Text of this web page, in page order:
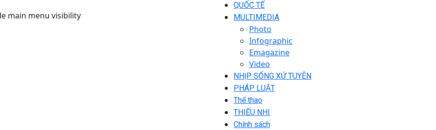
main menu visibility
QUỐC TẾ
MULTIMEDIA
Photo
Infographic
Emagazine
Video
NHỊP SỐNG XỨ TUYÊN
PHÁP LUẬT
Thể thao
THIẾU NHI
Chính sách